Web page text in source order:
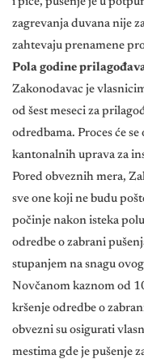
zagrevanja duvana nije
zahtevaju prenamene
Pola godine
Zakonodavac je
od šest meseci za
odredbama. Proces će
kantonalnih uprava za
Pored obveznih mera,
sve one koji ne budu
počinje nakon isteka
odredbe o zabrani
stupanjem na snagu
Novčanom kaznom od
kršenje odredbe o
obvezni su osigurati
mestima gde je pušenje